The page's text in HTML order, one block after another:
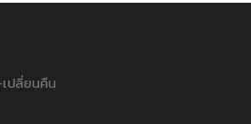
ปลี่ยนคืน